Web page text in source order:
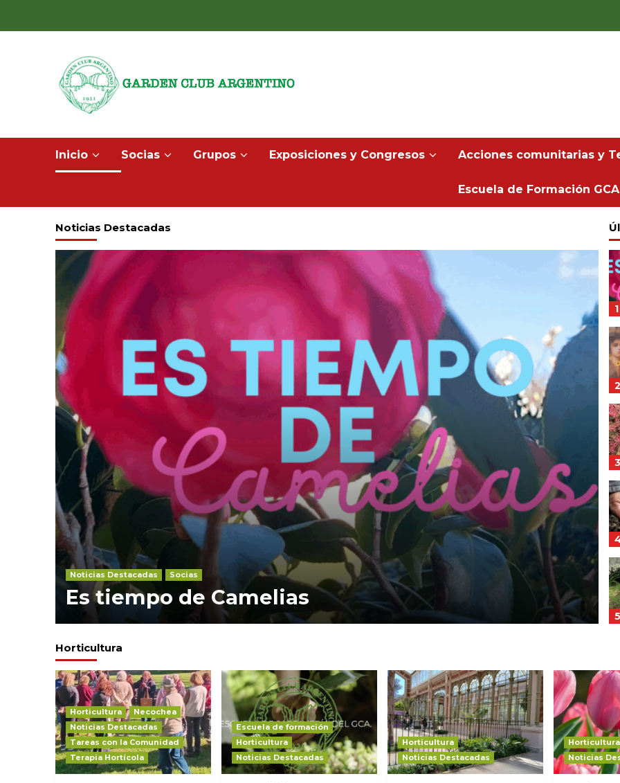
Inicio Socias Grupos Exposiciones y Congresos Acciones comunitarias y
Escuela de Formación GCA
Noticias Destacadas
Noticias Destacadas Socias
Es tiempo de Camelias
1
2
3
5
Horticultura
Horticultura
Necochea
Noticias Destacadas
Tareas con la Comunidad
Terapia Hortícola
Escuela de formación
Horticultura
Noticias Destacadas
Horticultura
Noticias Destacadas
Horticultura
Noticias